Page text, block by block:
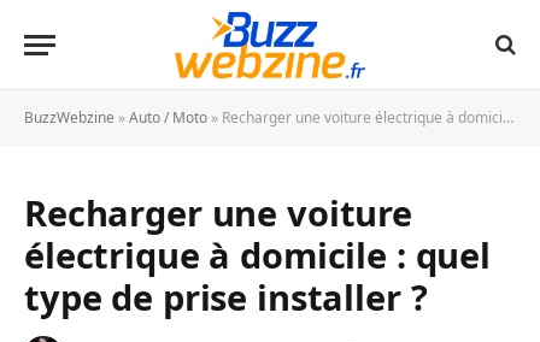
BuzzWebzine »Auto / Moto » Recharger une voiture électrique à domicile : quel type de prise installer ?
Recharger une voiture
électrique à domicile : quel
type de prise installer ?